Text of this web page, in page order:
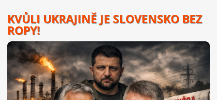
KVŮLI UKRAJINĚ JE SLOVENSKO BEZ
ROPY!